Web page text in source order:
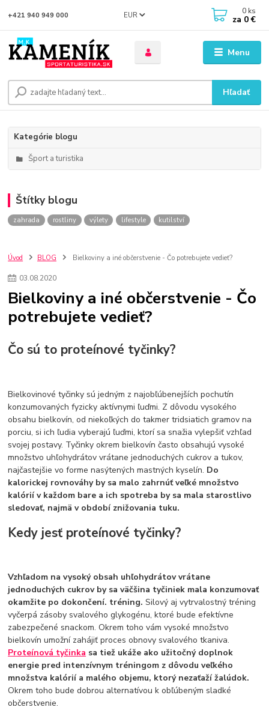
Menu
EUR
Hľadať
+421 940 949 000 0 ks
za 0 €
Kategórie blogu
Šport a turistika
Štítky blogu
zahrada rostliny výlety lifestyle kutilství
Úvod BLOG Bielkoviny a iné občerstvenie - Čo potrebujete vedieť?
03.08.2020
Bielkoviny a iné občerstvenie - Čo
potrebujete vedieť?
Čo sú to proteínové tyčinky?
Bielkovinové tyčinky sú jedným z najobľúbenejších pochutín
konzumovaných fyzicky aktívnymi ľuďmi. Z dôvodu vysokého
obsahu bielkovín, od niekoľkých do takmer tridsiatich gramov na
porciu, si ich ľudia vyberajú ľuďmi, ktorí sa snažia vylepšiť vzhľad
svojej postavy. Tyčinky okrem bielkovín často obsahujú vysoké
množstvo uhľohydrátov vrátane jednoduchých cukrov a tukov,
najčastejšie vo forme nasýtených mastných kyselín. Do
kalorickej rovnováhy by sa malo zahrnúť veľké množstvo
kalórií v každom bare a ich spotreba by sa mala starostlivo
sledovať, najmä v období znižovania tuku.
Kedy jesť proteínové tyčinky?
Vzhľadom na vysoký obsah uhľohydrátov vrátane
jednoduchých cukrov by sa väčšina tyčiniek mala konzumovať
okamžite po dokončení. tréning.Silový aj vytrvalostný tréning
vyčerpá zásoby svalového glykogénu, ktoré bude efektívne
zabezpečené snackom. Okrem toho vám vysoké množstvo
bielkovín umožní zahájiť proces obnovy svalového tkaniva.
Proteínová tyčinka sa tiež ukáže ako užitočný doplnok
energie pred intenzívnym tréningom z dôvodu veľkého
množstva kalórií a malého objemu, ktorý nezaťaží žalúdok.
Okrem toho bude dobrou alternatívou k obľúbeným sladké
občerstvenie.